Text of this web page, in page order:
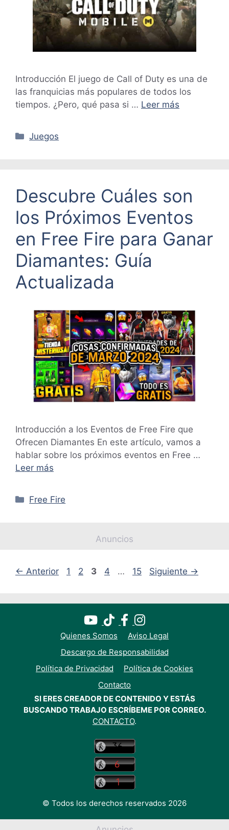
Introducción El juego de Call of Duty es una de
las franquicias más populares de todos los
tiempos. ¿Pero, qué pasa si … Leer más
Categorías
Juegos
Descubre Cuáles son
los Próximos Eventos
en Free Fire para Ganar
Diamantes: Guía
Actualizada
Introducción a los Eventos de Free Fire que
Ofrecen Diamantes En este artículo, vamos a
hablar sobre los próximos eventos en Free …
Leer más
Categorías
Free Fire
Anuncios
← Anterior Página
1 Página
2 Página
3 Página
4 … Página
15 Siguiente →
Quienes Somos
Aviso Legal
Descargo de Responsabilidad
Política de Privacidad
Política de Cookies
Contacto
SI ERES CREADOR DE CONTENIDO Y ESTÁS
BUSCANDO TRABAJO ESCRÍBEME POR CORREO.
CONTACTO.
© Todos los derechos reservados 2026